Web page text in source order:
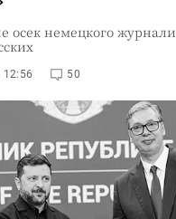
осек немецкого
12:56 50